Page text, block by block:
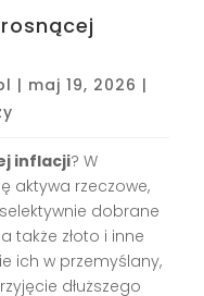
| maj 19, 2026 |
inflacji? W
aktywa rzeczowe,
dobrane
także złoto i inne
ich w przemyślany,
dłuższego